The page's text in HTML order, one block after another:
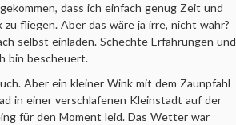
dass ich einfach genug Zeit und
fliegen. Aber das wäre ja irre, nicht wahr?
selbst einladen. Schechte Erfahrungen und
bin bescheuert.
Aber ein kleiner Wink mit dem Zaunpfahl
in einer verschlafenen Kleinstadt auf der
für den Moment leid. Das Wetter war